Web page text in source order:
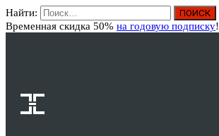
Найти:
Временная скидка 50% на годовую подписку!